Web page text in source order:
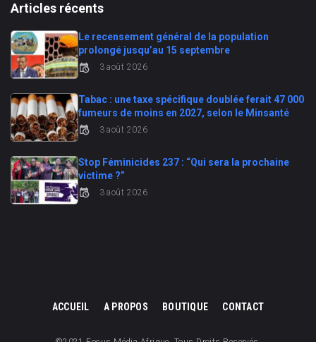
Articles récents
Le recensement général de la population
prolongé jusqu’au 15 septembre
3 août 2026
Tabac : une taxe spécifique doublée ferait 47 000
fumeurs de moins en 2027, selon le Minsanté
3 août 2026
Stop Féminicides 237 : “Qui sera la prochaine
victime ?”
3 août 2026
ACCUEIL A PROPOS BOUTIQUE CONTACT